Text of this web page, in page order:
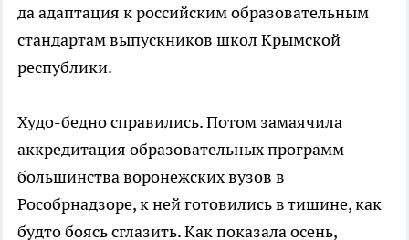
да адаптация к российским образовательным
стандартам выпускников школ Крымской
республики.
Худо-бедно справились. Потом замаячила
аккредитация образовательных программ
большинства воронежских вузов в
Рособрнадзоре, к ней готовились в тишине, как
будто боясь сглазить. Как показала осень,